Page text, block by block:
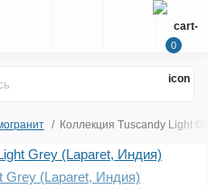
0
Коллекция Tuscandy Light